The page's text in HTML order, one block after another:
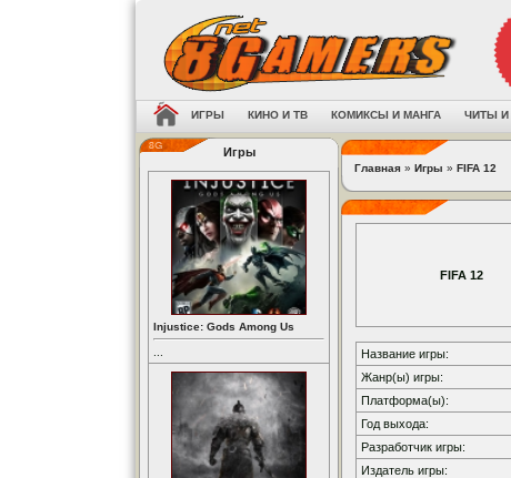
ИГРЫ КИНО И ТВ КОМИКСЫ И МАНГА ЧИТЫ
Игры
Injustice: Gods Among Us
Главная » Игры » FIFA 12
FIFA 12
Название игры:
Жанр(ы) игры:
Платформа(ы):
Год выхода:
Разработчик игры:
Издатель игры: